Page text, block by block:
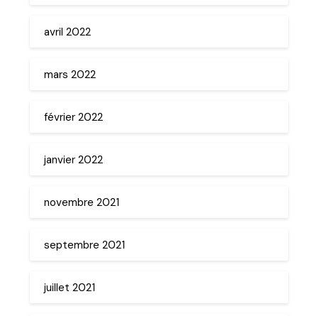
avril 2022
mars 2022
février 2022
janvier 2022
novembre 2021
septembre 2021
juillet 2021